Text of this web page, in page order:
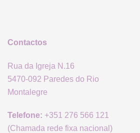
Contactos
Rua da Igreja N.16
5470-092 Paredes do Rio
Montalegre
Telefone: +351 276 566 121
(Chamada rede fixa nacional)